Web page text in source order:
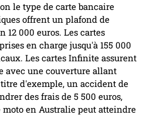
le type de carte bancaire
offrent un plafond de
12 000 euros. Les cartes
en charge jusqu'à 155 000
Les cartes Infinite assurent
avec une couverture allant
d'exemple, un accident de
des frais de 5 500 euros,
en Australie peut atteindre